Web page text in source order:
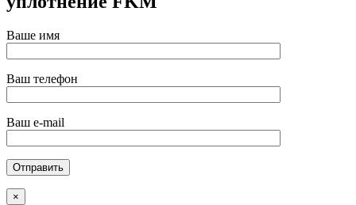
Ваше имя
Ваш телефон
Ваш e-mail
×